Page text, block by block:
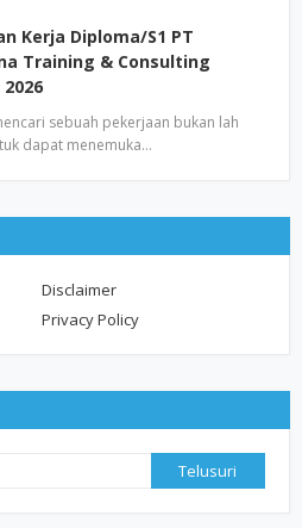
Kerja Diploma/S1 PT
Training & Consulting
sebuah pekerjaan bukan lah
dapat menemuka…
Disclaimer
Privacy Policy